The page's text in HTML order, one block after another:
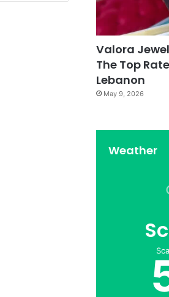
Valora
The Top
Lebanon
May 9, 2026
Weather